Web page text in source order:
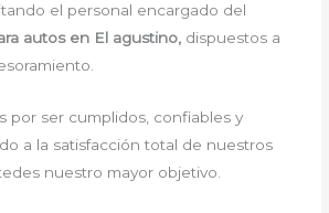
el personal encargado del
autos en El agustino, dispuestos a
por ser cumplidos, confiables y
a la satisfacción total de nuestros
nuestro mayor objetivo.